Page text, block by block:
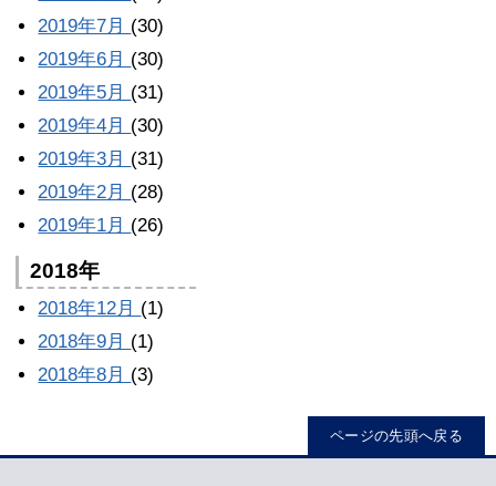
2019年7月 (30)
2019年6月 (30)
2019年5月 (31)
2019年4月 (30)
2019年3月 (31)
2019年2月 (28)
2019年1月 (26)
2018年
2018年12月 (1)
2018年9月 (1)
2018年8月 (3)
ページの先頭へ戻る